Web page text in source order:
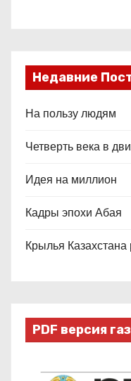
Недавние
На пользу людям
Четверть века в
Идея на миллион
Кадры эпохи Абая
Крылья
PDF версия